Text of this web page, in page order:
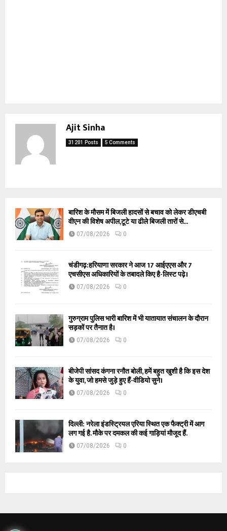
Ajit Sinha
31201 Posts 5 Comments
बारिश के मौसम में बिजली हादसों से बचाव को लेकर डीएचबी
वीएन की विशेष अपील,टूटे या ढीले बिजली तारों से...
07/08/2026 0
चंडीगढ़:हरियाणा सरकार ने आज 17 आईएएस और 7
एचसीएस अधिकारियों के तबादले किए है-लिस्ट पढ़े।
07/08/2026 0
गुरुग्राम पुलिस भारी बारिश में भी यातायात संचालन के दौरान
सड़कों पर तैनात है।
07/08/2026 0
बीजेपी सांसद कंगना रनौत बोली, हमें बहुत खुशी है कि इस देश
के युवा, जो हमसे जुड़े हुए हैं-वीडियो सुने।
07/08/2026 0
दिल्ली: नरेला इंडस्ट्रियल एरिया स्थित एक फैक्ट्री में आग
लग गई है. मौके पर दमकल की कई गाड़ियां मौजूद हैं.
07/08/2026 0